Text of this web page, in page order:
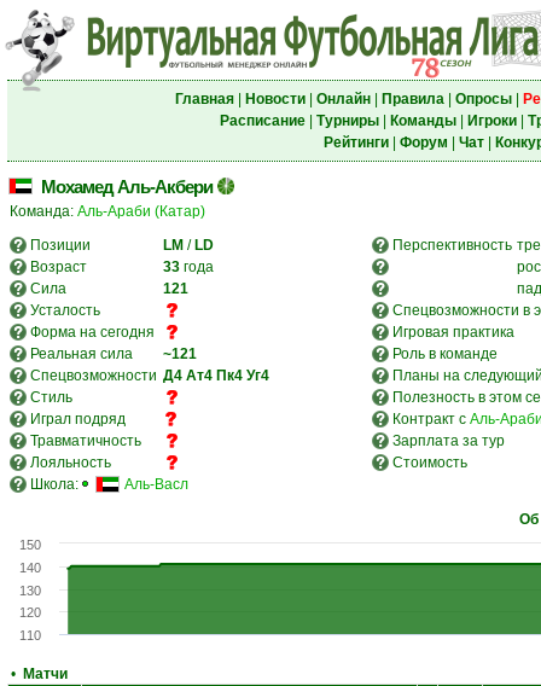
Главная| Новости| Онлайн| Правила| Опросы|
Расписание| Турниры| Команды| Игроки|
Рейтинги| Форум Чат|
Мохамед Аль-Акбери
Команда: Аль-Араби (Катар)
Позиции
LM / LD Перспективность
Возраст
33 года
Сила
121
Усталость
Спецвозможности в
Форма на сегодня
Игровая практика
Реальная сила
~121
Роль в команде
Спецвозможности Д4 Ат4 Пк4 Уг4
Планы на
Стиль
Полезность в этом
Играл подряд
Контракт с Аль-
Травматичность
Зарплата за тур
Лояльность
Стоимость
Школа:
Аль-Васл
Об
110
120
130
140
150
• Матчи